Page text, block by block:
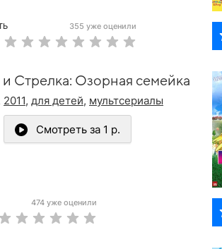
355 уже оценили
и Стрелка: Озорная семейка
2011, для детей, мультсериалы
Смотреть за 1 р.
474 уже оценили